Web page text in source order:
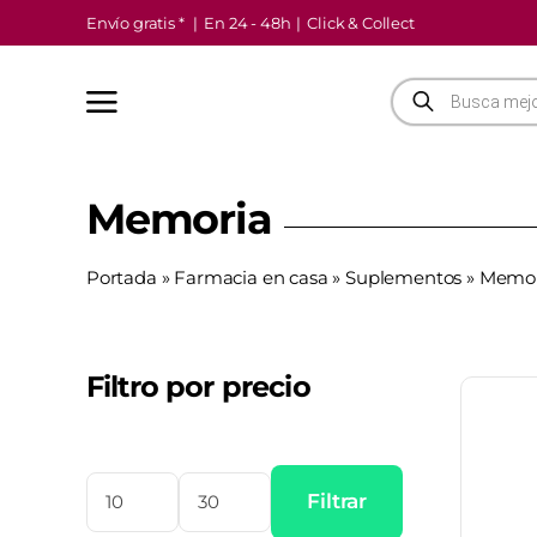
al
contenido
Envío gratis * | En 24 - 48h | Click & Collect
Búsqueda
de
productos
Memoria
Portada » Farmacia en casa »Suplementos »
Filtro por precio
Filtrar